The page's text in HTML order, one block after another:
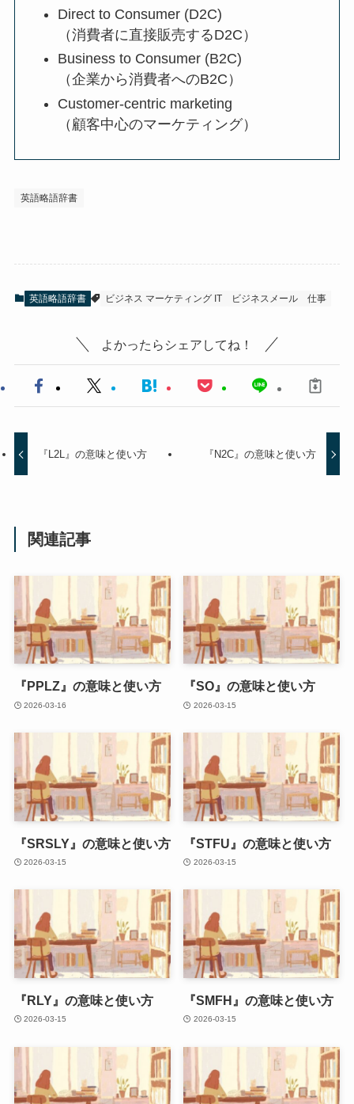
Direct to Consumer (D2C)
（消費者に直接販売するD2C）
Business to Consumer (B2C)
（企業から消費者へのB2C）
Customer-centric marketing
（顧客中心のマーケティング）
英語略語辞書
英語略語辞書 ビジネス マーケティング IT ビジネスメール 仕事
よかったらシェアしてね！
『L2L』の意味と使い方 『N2C』の意味と使い方
関連記事
『PPLZ』の意味と使い方
2026-03-16
『SO』の意味と使い方
2026-03-15
『SRSLY』の意味と使い方
2026-03-15
『STFU』の意味と使い方
2026-03-15
『RLY』の意味と使い方
2026-03-15
『SMFH』の意味と使い方
2026-03-15